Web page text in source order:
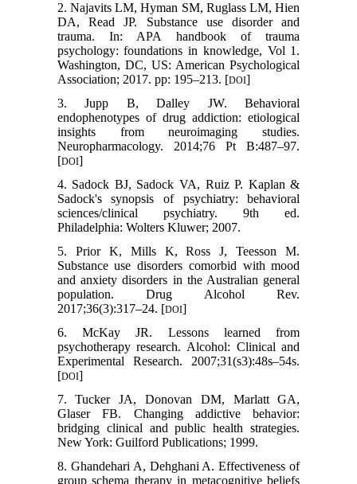
2. Najavits LM, Hyman SM, Ruglass LM, Hien
DA, Read JP. Substance use disorder and
trauma. In: APA handbook of trauma
psychology: foundations in knowledge, Vol 1.
Washington, DC, US: American Psychological
Association; 2017. pp: 195–213. [DOI]
3. Jupp B, Dalley JW. Behavioral
endophenotypes of drug addiction: etiological
insights from neuroimaging studies.
Neuropharmacology. 2014;76 Pt B:487–97.
[DOI]
4. Sadock BJ, Sadock VA, Ruiz P. Kaplan &
Sadock's synopsis of psychiatry: behavioral
sciences/clinical psychiatry. 9th ed.
Philadelphia: Wolters Kluwer; 2007.
5. Prior K, Mills K, Ross J, Teesson M.
Substance use disorders comorbid with mood
and anxiety disorders in the Australian general
population. Drug Alcohol Rev.
2017;36(3):317–24. [DOI]
6. McKay JR. Lessons learned from
psychotherapy research. Alcohol: Clinical and
Experimental Research. 2007;31(s3):48s–54s.
[DOI]
7. Tucker JA, Donovan DM, Marlatt GA,
Glaser FB. Changing addictive behavior:
bridging clinical and public health strategies.
New York: Guilford Publications; 1999.
8. Ghandehari A, Dehghani A. Effectiveness of
group schema therapy in metacognitive beliefs